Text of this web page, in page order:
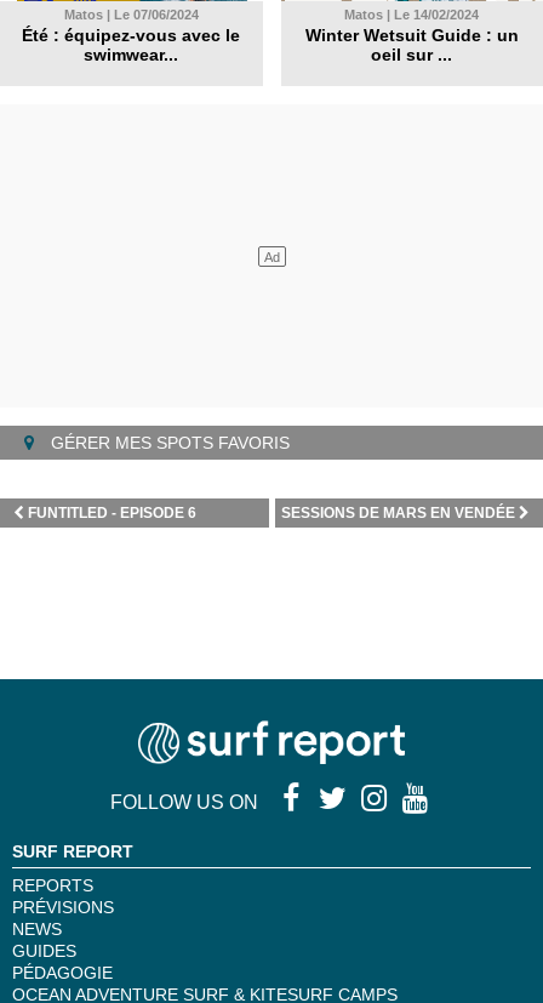
Matos | Le 07/06/2024
Été : équipez-vous avec le
swimwear...
Matos | Le 14/02/2024
Winter Wetsuit Guide : un
oeil sur ...
GÉRER MES SPOTS FAVORIS
SESSIONS DE MARS EN VENDÉE
FUNTITLED - EPISODE 6
FOLLOW US ON
SURF REPORT
REPORTS
PRÉVISIONS
NEWS
GUIDES
PÉDAGOGIE
OCEAN ADVENTURE SURF & KITESURF CAMPS